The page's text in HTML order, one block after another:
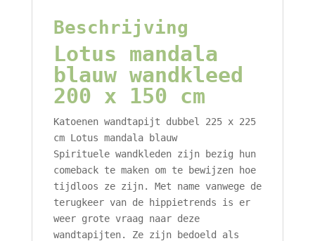
Beschrijving
Lotus mandala
blauw wandkleed
200 x 150 cm
Katoenen wandtapijt dubbel 225 x 225
cm Lotus mandala blauw
Spirituele wandkleden zijn bezig hun
comeback te maken om te bewijzen hoe
tijdloos ze zijn. Met name vanwege de
terugkeer van de hippietrends is er
weer grote vraag naar deze
wandtapijten. Ze zijn bedoeld als